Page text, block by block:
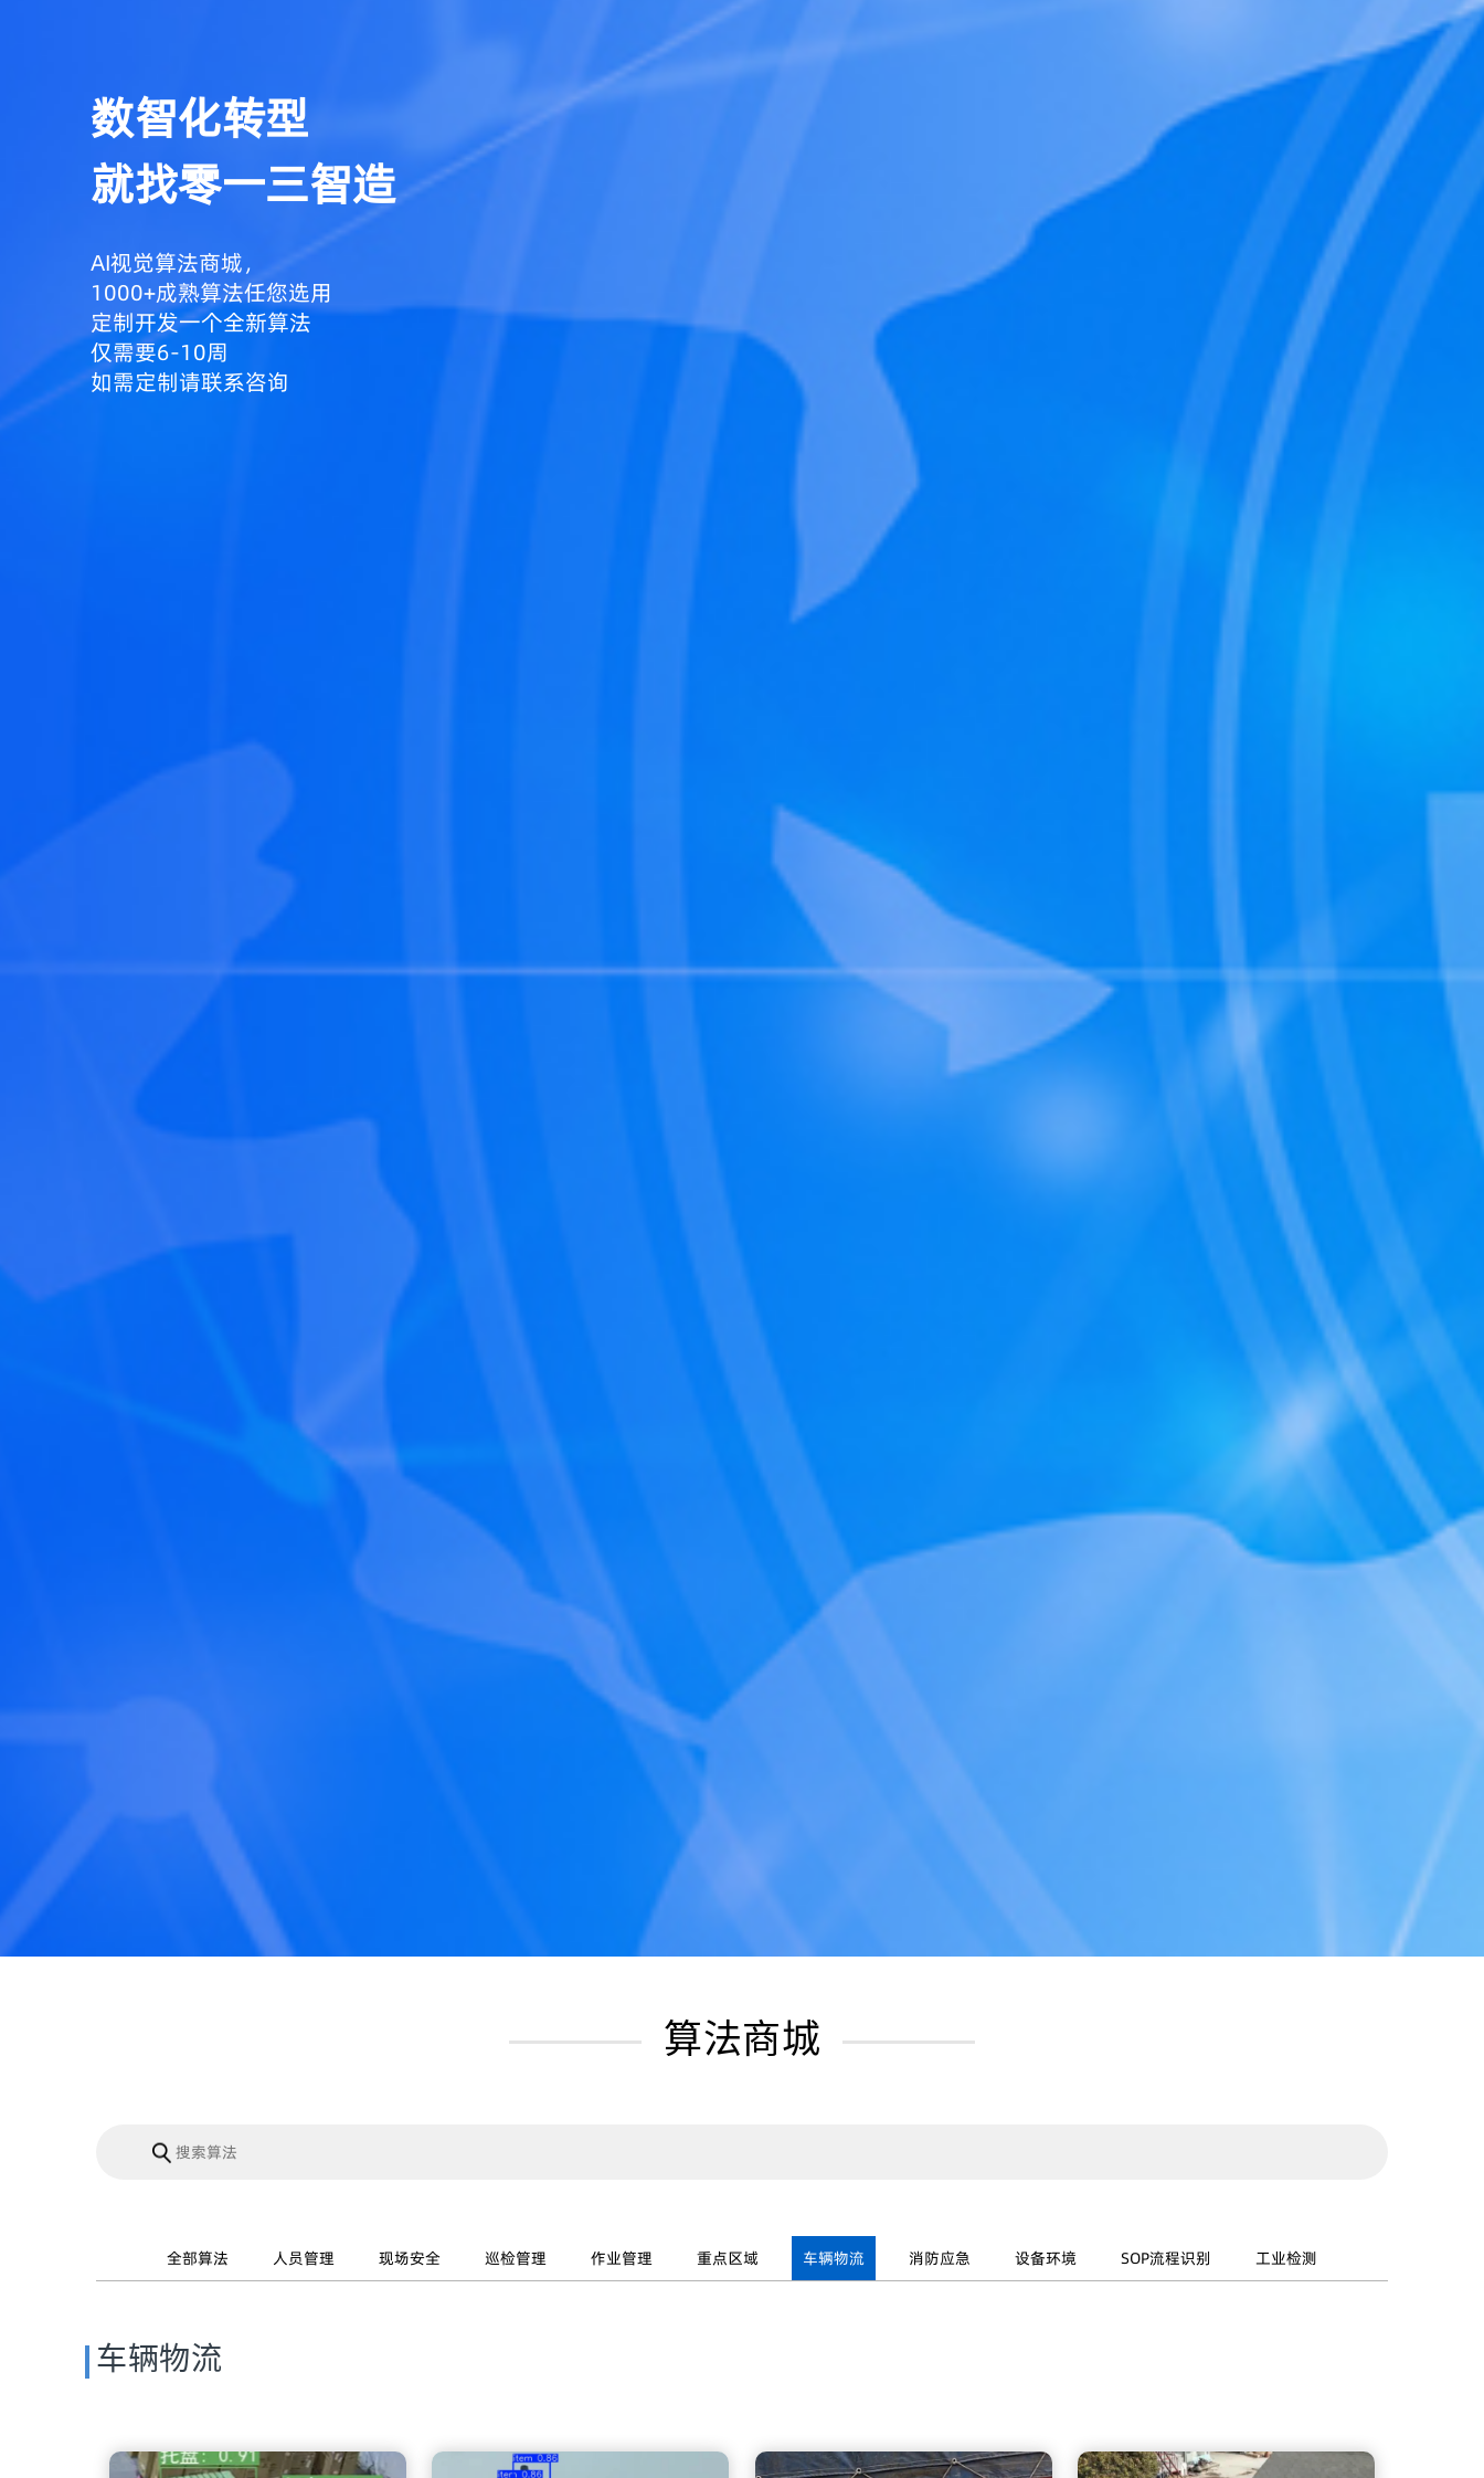
数智化转型
就找零一三智造
AI视觉算法商城，
1000+成熟算法任您选用
定制开发一个全新算法
仅需要6-10周
如需定制请联系咨询
算法商城
全部算法 人员管理 现场安全 巡检管理 作业管理 重点区域 车辆物流 消防应急 设备环境 SOP流程识别 工业检测
车辆物流